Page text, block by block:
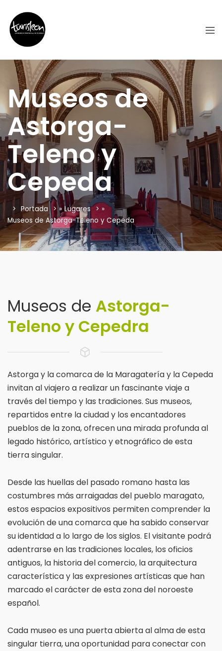
Museos de
Astorga-
Teleno y
Cepeda
Portada » Lugares
»
Museos de Astorga-Teleno y Cepeda
Museos de Astorga-
Teleno y Cepedra
Astorga y la comarca de la Maragatería y la Cepeda
invitan al viajero a realizar un fascinante viaje a
través del tiempo y las tradiciones. Sus museos,
repartidos entre la ciudad y los encantadores
pueblos de la zona, ofrecen una mirada profunda al
legado histórico, artístico y etnográfico de esta
tierra singular.
Desde las huellas del pasado romano hasta las
costumbres más arraigadas del pueblo maragato,
estos espacios expositivos permiten comprender la
evolución de una comarca que ha sabido conservar
su identidad a lo largo de los siglos. El visitante podrá
adentrarse en las tradiciones locales, los oficios
antiguos, la historia del comercio, la arquitectura
característica y las expresiones artísticas que han
marcado el carácter de esta zona del noroeste
español.
Cada museo es una puerta abierta al alma de esta
singular tierra, una oportunidad para conectar con